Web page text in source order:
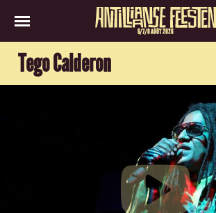
6/7/8 AOÛT 2026
Tego Calderon